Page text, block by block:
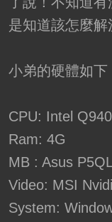
是知道該怎麼解
小弟的硬體如下
CPU: Intel
Ram: 4G
MB : Asus
Video: MSI
System: